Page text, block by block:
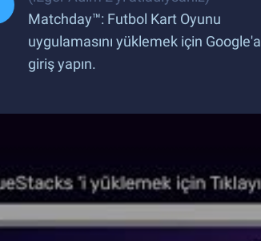
Matchday™: Futbol Kart Oyunu
uygulamasını yüklemek için Google'a
giriş yapın.